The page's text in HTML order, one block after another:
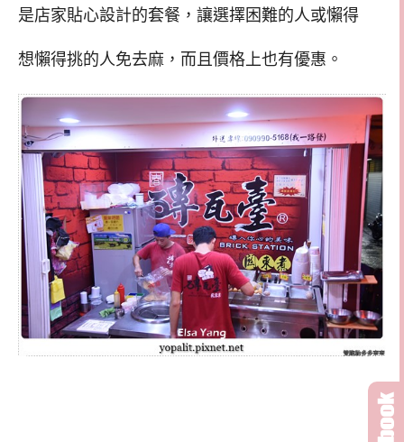
是店家貼心設計的套餐，讓選擇困難的人或懶得
想懶得挑的人免去麻，而且價格上也有優惠。